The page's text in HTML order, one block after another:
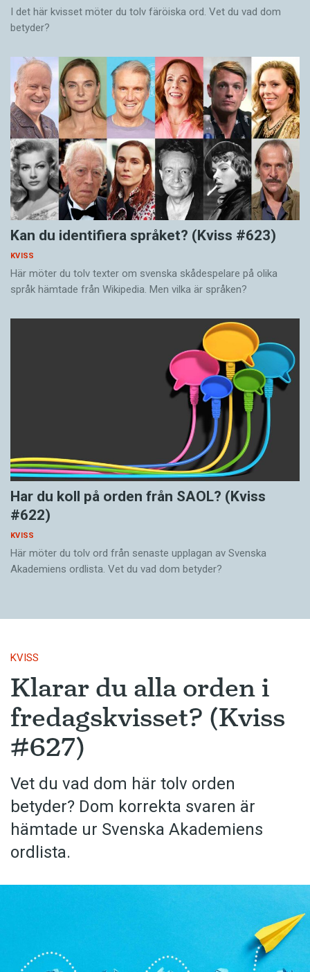
I det här kvisset möter du tolv färöiska ord. Vet du vad dom
betyder?
Kan du identifiera språket? (Kviss #623)
KVISS
Här möter du tolv texter om svenska skådespelare på olika
språk hämtade från Wikipedia. Men vilka är språken?
Har du koll på orden från SAOL? (Kviss
#622)
KVISS
Här möter du tolv ord från senaste upplagan av Svenska
Akademiens ordlista. Vet du vad dom betyder?
KVISS
Klarar du alla orden i
fredagskvisset? (Kviss
#627)
Vet du vad dom här tolv orden
betyder? Dom korrekta svaren är
hämtade ur Svenska Akademiens
ordlista.